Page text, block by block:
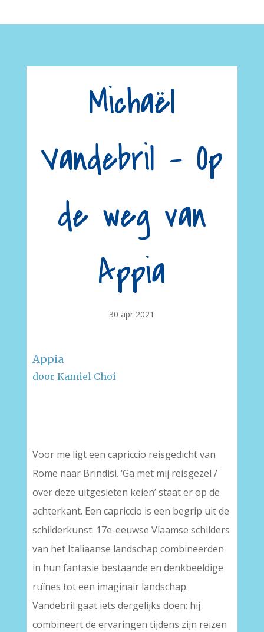
Michaël
Vandebril – Op
de weg van
Appia
30 apr 2021
Appia
door Kamiel Choi
Voor me ligt een capriccio reisgedicht van
Rome naar Brindisi. ‘Ga met mij reisgezel /
over deze uitgesleten keien’ staat er op de
achterkant. Een capriccio is een begrip uit de
schilderkunst: 17e-eeuwse Vlaamse schilders
van het Italiaanse landschap combineerden
in hun fantasie bestaande en denkbeeldige
ruïnes tot een imaginair landschap.
Vandebril gaat iets dergelijks doen: hij
combineert de ervaringen tijdens zijn reizen